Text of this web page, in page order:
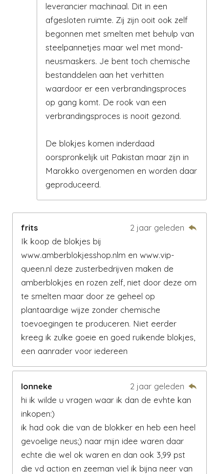
leverancier machinaal. Dit in een
afgesloten ruimte. Zij zijn ooit ook zelf
begonnen met smelten met behulp van
steelpannetjes maar wel met mond-
neusmaskers. Je bent toch chemische
bestanddelen aan het verhitten
waardoor er een verbrandingsproces
op gang komt. De rook van een
verbrandingsproces is nooit gezond.
De blokjes komen inderdaad
oorspronkelijk uit Pakistan maar zijn in
Marokko overgenomen en worden daar
geproduceerd.
frits
2 jaar geleden
Ik koop de blokjes bij
www.amberblokjesshop.nlm en www.vip-
queen.nl deze zusterbedrijven maken de
amberblokjes en rozen zelf, niet door deze om
te smelten maar door ze geheel op
plantaardige wijze zonder chemische
toevoegingen te produceren. Niet eerder
kreeg ik zulke goeie en goed ruikende blokjes,
een aanrader voor iedereen
lonneke
2 jaar geleden
hi ik wilde u vragen waar ik dan de evhte kan
inkopen:)
ik had ook die van de blokker en heb een heel
gevoelige neus;) naar mijn idee waren daar
echte die wel ok waren en dan ook 3,99 pst
die vd action en zeeman viel ik bijna neer van